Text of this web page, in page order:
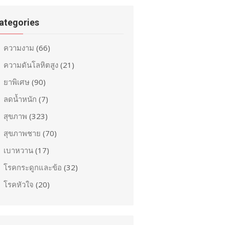
ความงาม (66)
ความดันโลหิตสูง (21)
ยาพิเศษ (90)
ลดน้ำหนัก (7)
สุขภาพ (323)
สุขภาพชาย (70)
เบาหวาน (17)
โรคกระดูกและข้อ (32)
โรคหัวใจ (20)